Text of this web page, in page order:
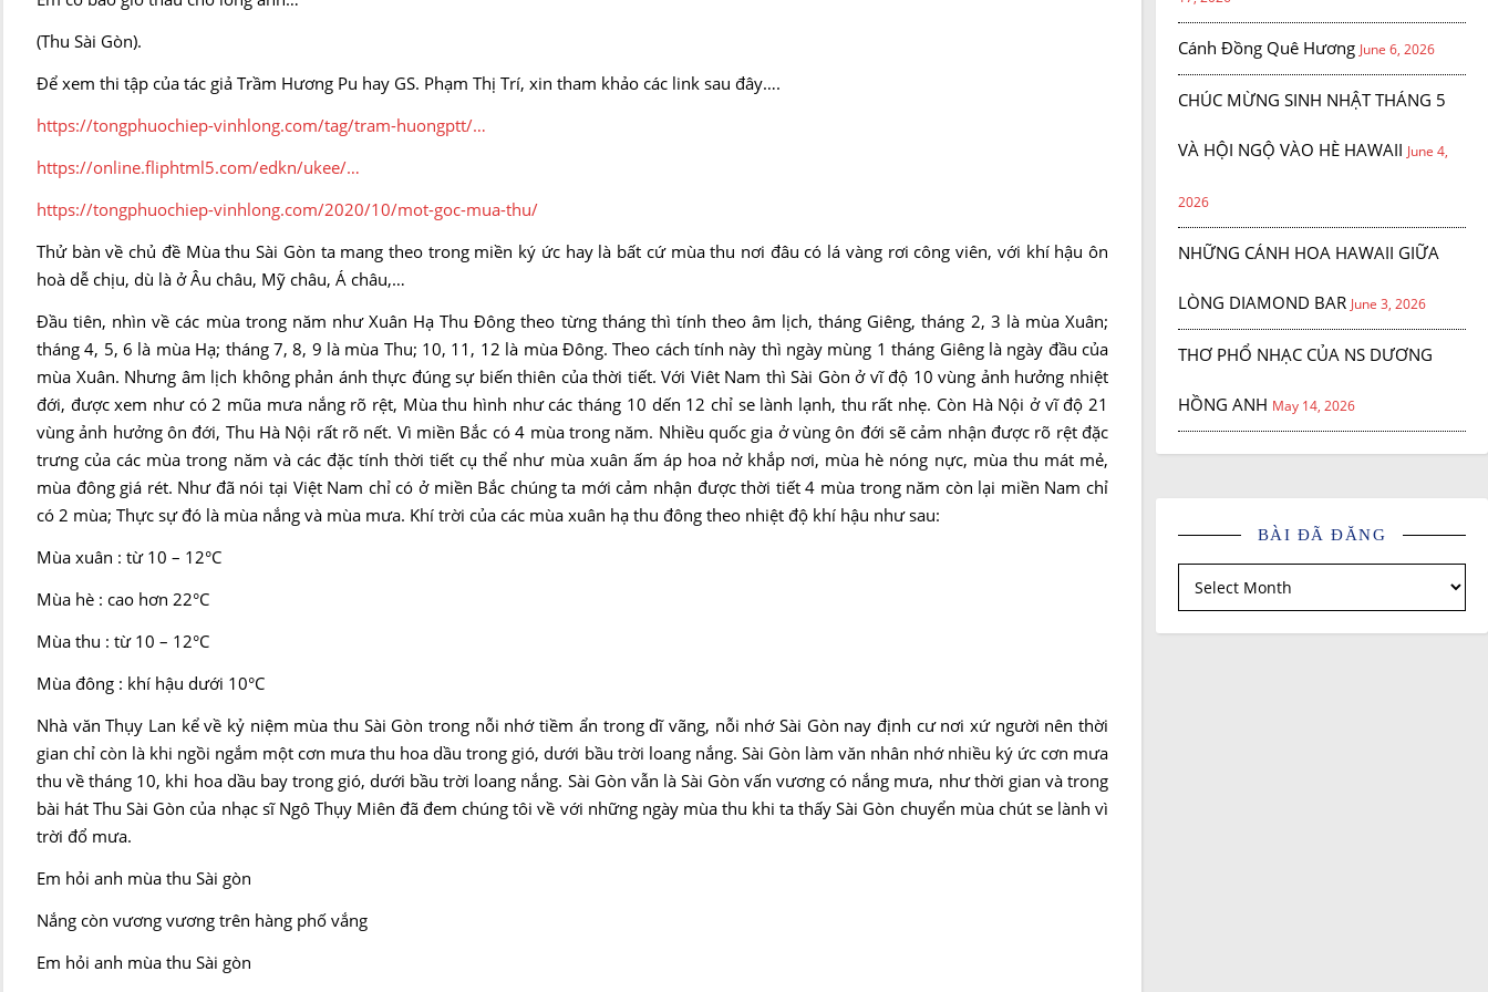
(Thu Sài Gòn).
Để xem thi tập của tác giả Trầm Hương Pu hay GS. Phạm Thị Trí, xin tham khảo các link sau đây….
https://tongphuochiep-vinhlong.com/tag/tram-huongptt/…
https://online.fliphtml5.com/edkn/ukee/…
https://tongphuochiep-vinhlong.com/2020/10/mot-goc-mua-thu/
Thử bàn về chủ đề Mùa thu Sài Gòn ta mang theo trong miền ký ức hay là bất cứ mùa thu nơi đâu có lá vàng rơi công viên, với khí hậu ôn
hoà dễ chịu, dù là ở Âu châu, Mỹ châu, Á châu,…
Đầu tiên, nhìn về các mùa trong năm như Xuân Hạ Thu Đông theo từng tháng thì tính theo âm lịch, tháng Giêng, tháng 2, 3 là mùa Xuân;
tháng 4, 5, 6 là mùa Hạ; tháng 7, 8, 9 là mùa Thu; 10, 11, 12 là mùa Đông. Theo cách tính này thì ngày mùng 1 tháng Giêng là ngày đầu của
mùa Xuân. Nhưng âm lịch không phản ánh thực đúng sự biến thiên của thời tiết. Với Viêt Nam thì Sài Gòn ở vĩ độ 10 vùng ảnh hưởng nhiệt
đới, được xem như có 2 mũa mưa nắng rõ rệt, Mùa thu hình như các tháng 10 dến 12 chỉ se lành lạnh, thu rất nhẹ. Còn Hà Nội ở vĩ độ 21
vùng ảnh hưởng ôn đới, Thu Hà Nội rất rõ nết. Vì miền Bắc có 4 mùa trong năm. Nhiều quốc gia ở vùng ôn đới sẽ cảm nhận được rõ rệt đặc
trưng của các mùa trong năm và các đặc tính thời tiết cụ thể như mùa xuân ấm áp hoa nở khắp nơi, mùa hè nóng nực, mùa thu mát mẻ,
mùa đông giá rét. Như đã nói tại Việt Nam chỉ có ở miền Bắc chúng ta mới cảm nhận được thời tiết 4 mùa trong năm còn lại miền Nam chỉ
có 2 mùa; Thực sự đó là mùa nắng và mùa mưa. Khí trời của các mùa xuân hạ thu đông theo nhiệt độ khí hậu như sau:
Mùa xuân : từ 10 – 12°C
Mùa hè : cao hơn 22°C
Mùa thu : từ 10 – 12°C
Mùa đông : khí hậu dưới 10°C
Nhà văn Thụy Lan kể về kỷ niệm mùa thu Sài Gòn trong nỗi nhớ tiềm ẩn trong dĩ vãng, nỗi nhớ Sài Gòn nay định cư nơi xứ người nên thời
gian chỉ còn là khi ngồi ngắm một cơn mưa thu hoa dầu trong gió, dưới bầu trời loang nắng. Sài Gòn làm văn nhân nhớ nhiều ký ức cơn mưa
thu về tháng 10, khi hoa dầu bay trong gió, dưới bầu trời loang nắng. Sài Gòn vẫn là Sài Gòn vấn vương có nắng mưa, như thời gian và trong
bài hát Thu Sài Gòn của nhạc sĩ Ngô Thụy Miên đã đem chúng tôi về với những ngày mùa thu khi ta thấy Sài Gòn chuyển mùa chút se lành vì
trời đổ mưa.
Em hỏi anh mùa thu Sài gòn
Nắng còn vương vương trên hàng phố vắng
Em hỏi anh mùa thu Sài gòn
Cánh Đồng Quê Hương June 6, 2026
CHÚC MỪNG SINH NHẬT THÁNG 5
VÀ HỘI NGỘ VÀO HÈ HAWAII June 4,
2026
NHỮNG CÁNH HOA HAWAII GIỮA
LÒNG DIAMOND BAR June 3, 2026
THƠ PHỔ NHẠC CỦA NS DƯƠNG
HỒNG ANH May 14, 2026
BÀI ĐÃ ĐĂNG
Bài đã đăng